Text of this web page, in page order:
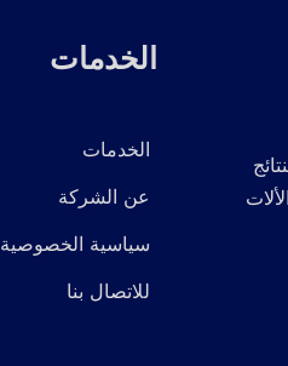
الخدمات
الخدمات
عن الشركة
سياسية الخصوصية
للاتصال بنا